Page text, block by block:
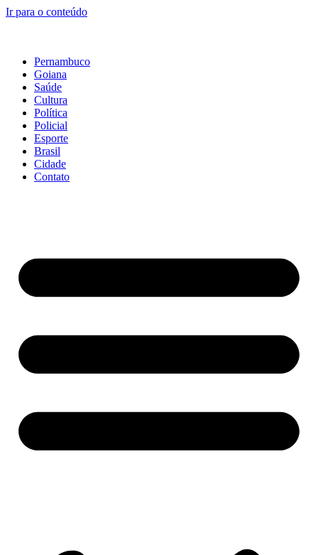
Ir para o conteúdo
Pernambuco
Goiana
Saúde
Cultura
Política
Policial
Esporte
Brasil
Cidade
Contato